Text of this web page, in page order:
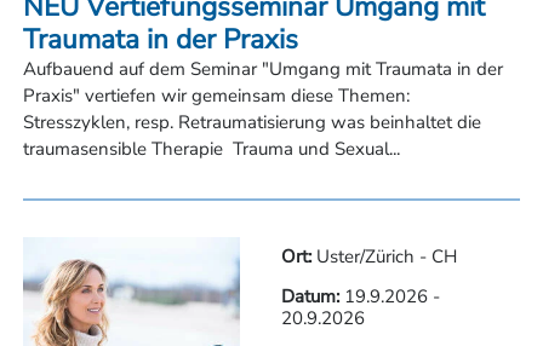
Traumata in der Praxis
Aufbauend auf dem Seminar "Umgang mit Traumata in der
Praxis" vertiefen wir gemeinsam diese Themen:
Stresszyklen, resp. Retraumatisierung was beinhaltet die
traumasensible Therapie Trauma und Sexual...
Ort: Uster/Zürich - CH
Datum: 19.9.2026-
20.9.2026